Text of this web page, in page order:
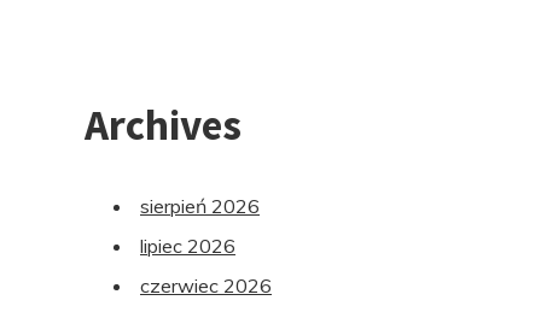
Archives
sierpień 2026
lipiec 2026
czerwiec 2026